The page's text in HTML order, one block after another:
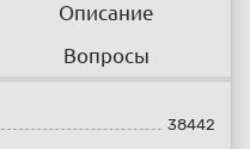
Описание
Вопросы
38442